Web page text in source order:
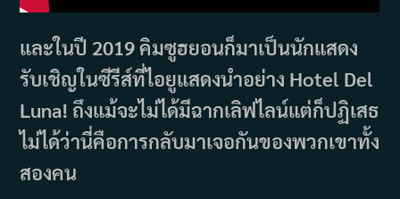
และในปี 2019 คิมซูฮยอนก็มาเป็นนักแสดง
รับเชิญในซีรีส์ที่ไอยูแสดงนำอย่าง Hotel Del
Luna! ถึงแม้จะไม่ได้มีฉากเลิฟไลน์แต่ก็ปฏิเสธ
ไม่ได้ว่านี่คือการกลับมาเจอกันของพวกเขาทั้ง
สองคน